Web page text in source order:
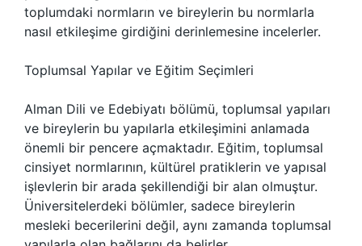
toplumdaki normların ve bireylerin bu normlarla
nasıl etkileşime girdiğini derinlemesine incelerler.
Toplumsal Yapılar ve Eğitim Seçimleri
Alman Dili ve Edebiyatı bölümü, toplumsal yapıları
ve bireylerin bu yapılarla etkileşimini anlamada
önemli bir pencere açmaktadır. Eğitim, toplumsal
cinsiyet normlarının, kültürel pratiklerin ve yapısal
işlevlerin bir arada şekillendiği bir alan olmuştur.
Üniversitelerdeki bölümler, sadece bireylerin
mesleki becerilerini değil, aynı zamanda toplumsal